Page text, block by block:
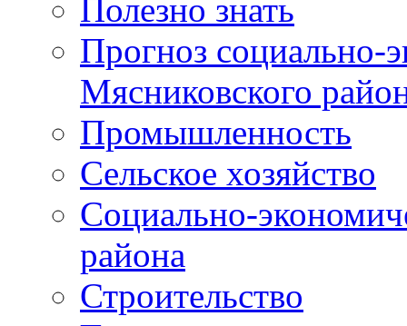
Полезно знать
Прогноз социально-
Мясниковского
Промышленность
Сельское хозяйство
Социально-
района
Строительство